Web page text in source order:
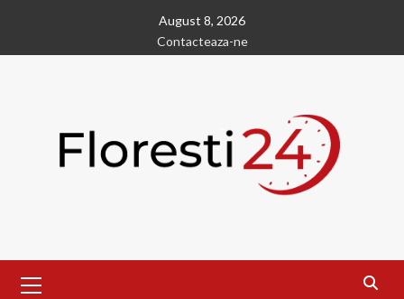
content
August 8, 2026
Contacteaza-ne
Menu